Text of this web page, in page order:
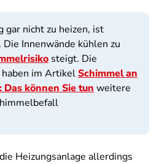
gar nicht zu heizen, ist
Innenwände kühlen zu
steigt. Die
im ArtikelSchimmel an
können Sie tun weitere
Heizungsanlage allerdings